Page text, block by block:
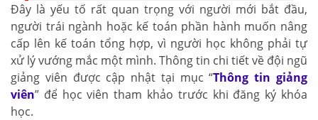
Đây là yếu tố rất quan trọng với người mới bắt đầu,
người trái ngành hoặc kế toán phần hành muốn nâng
cấp lên kế toán tổng hợp, vì người học không phải tự
xử lý vướng mắc một mình. Thông tin chi tiết về đội ngũ
giảng viên được cập nhật tại mục “Thông tin giảng
viên” để học viên tham khảo trước khi đăng ký khóa
học.